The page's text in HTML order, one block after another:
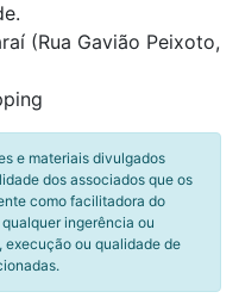
(Rua Gavião Peixoto,
e materiais divulgados
dos associados que os
como facilitadora do
ingerência ou
execução ou qualidade de